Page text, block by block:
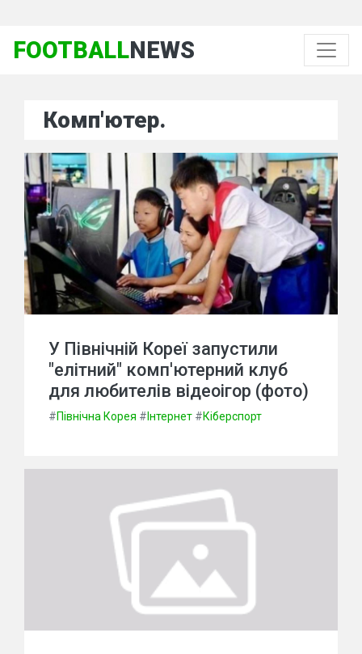
FOOTBALLNEWS
Комп'ютер.
У Північній Кореї запустили
"елітний" комп'ютерний клуб
для любителів відеоігор (фото)
#Північна Корея # Інтернет #Кіберспорт